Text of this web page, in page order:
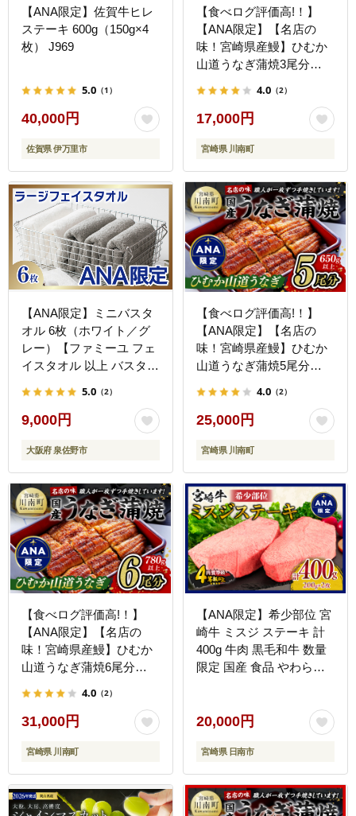
【ANA限定】佐賀牛ヒレ
ステーキ 600g（150g×4
枚） J969
5.0 （1）
40,000円
佐賀県 伊万里市
【食べログ評価高!！】
【ANA限定】【名店の
味！宮崎県産鰻】ひむか
山道うなぎ蒲焼3尾分
ぎ ウナギ 鰻 】 [B08411]
4.0 （2）
17,000円
宮崎県 川南町
【ANA限定】ミニバスタ
オル 6枚（ホワイト／グ
レー）【ファミーユ フェ
イスタオル 以上 バスタオ
普段使い シンプル 日用品
たおる】 G3979-1
5.0 （2）
9,000円
大阪府 泉佐野市
【食べログ評価高!！】
【ANA限定】【名店の
味！宮崎県産鰻】ひむか
山道うなぎ蒲焼5尾分
ぎ ウナギ 鰻】 [B08412]
4.0 （2）
25,000円
宮崎県 川南町
【食べログ評価高!！】
【ANA限定】【名店の
味！宮崎県産鰻】ひむか
山道うなぎ蒲焼6尾分
ぎ ウナギ 鰻 】 [B08413]
4.0 （2）
31,000円
宮崎県 川南町
【ANA限定】希少部位 宮
崎牛 ミスジ ステーキ 計
400g 牛肉 黒毛和牛 数量
限定 国産 食品 やわらか
記念日 ギフト 贈り物 プ
レゼント 焼肉 鉄板焼き
BBQ 人気 おすすめ ミヤ
チク ブランド牛 冷凍 宮
崎県 日南市 送料無料
_D104-25
20,000円
宮崎県 日南市